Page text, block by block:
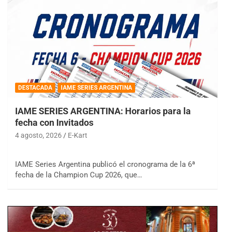
DESTACADA IAME SERIES ARGENTINA
IAME SERIES ARGENTINA: Horarios para la
fecha con Invitados
4 agosto, 2026 E-Kart
IAME Series Argentina publicó el cronograma de la 6ª
fecha de la Champion Cup 2026, que…